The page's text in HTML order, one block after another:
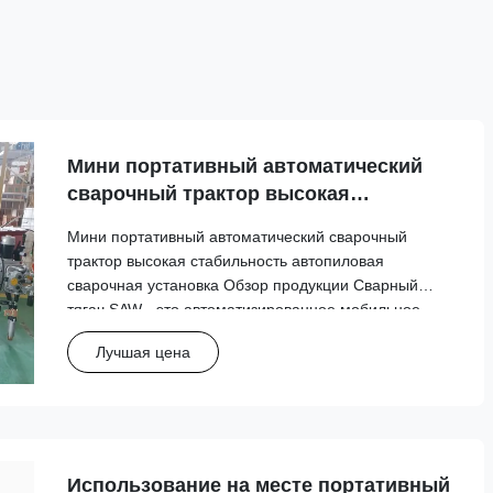
Мини портативный автоматический
сварочный трактор высокая
установка
Мини портативный автоматический сварочный
трактор высокая стабильность автопиловая
сварочная установка Обзор продукции Сварный
тягач SAW - это автоматизированное мобильное
устройство, специально разработанное для сварки
танков.Эта портативная система несет головку
Лучшая цена
Использование на месте портативный